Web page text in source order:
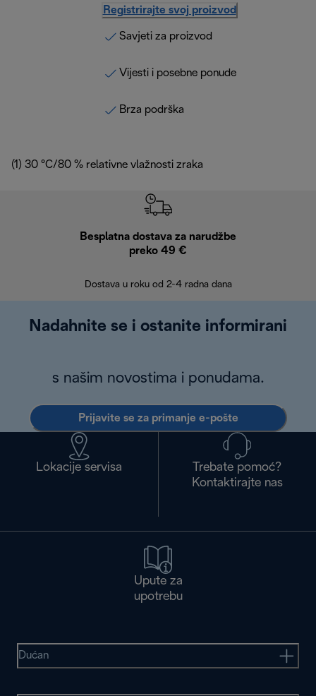
Registrirajte svoj proizvod
Savjeti za proizvod
Vijesti i posebne ponude
Brza podrška
(1) 30 °C/80 % relativne vlažnosti zraka
Besplatna dostava za narudžbe
preko 49 €
Dostava u roku od 2-4 radna dana
Nadahnite se i ostanite informirani
s našim novostima i ponudama.
Prijavite se za primanje e-pošte
Lokacije servisa
Trebate pomoć?
Kontaktirajte nas
Upute za
upotrebu
Dućan